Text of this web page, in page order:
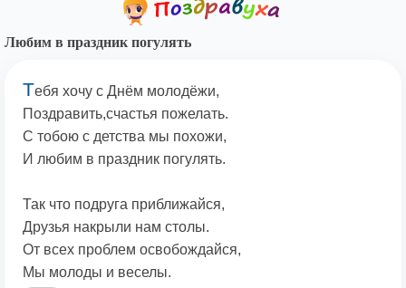
Любим в праздник погулять
Тебя хочу с Днём молодёжи,
Поздравить,счастья пожелать.
С тобою с детства мы похожи,
И любим в праздник погулять.
Так что подруга приближайся,
Друзья накрыли нам столы.
От всех проблем освобождайся,
Мы молоды и веселы.